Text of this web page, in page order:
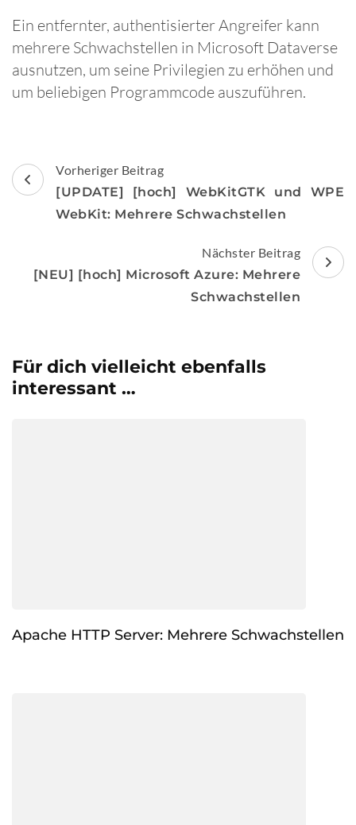
Ein entfernter, authentisierter Angreifer kann
mehrere Schwachstellen in Microsoft Dataverse
ausnutzen, um seine Privilegien zu erhöhen und
um beliebigen Programmcode auszuführen.
Beitragsnavigation
Vorheriger Beitrag
[UPDATE] [hoch] WebKitGTK und WPE
WebKit: Mehrere Schwachstellen
Nächster Beitrag
[NEU] [hoch] Microsoft Azure: Mehrere
Schwachstellen
Für dich vielleicht ebenfalls
interessant …
Apache HTTP Server: Mehrere Schwachstellen